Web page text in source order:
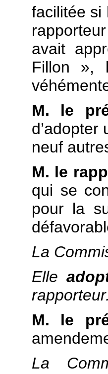
facilitée si
avait
Fillon »,
M. le
neuf
M. le
qui se
pour la
La
Elle
rapporteur.
M. le
La